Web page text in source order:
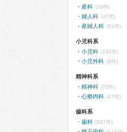
産科 (19件)
婦人科 (47件)
産婦人科 (51件)
小児科系
小児科 (190件)
小児外科 (9件)
精神科系
精神科 (72件)
心療内科 (47件)
歯科系
歯科 (537件)